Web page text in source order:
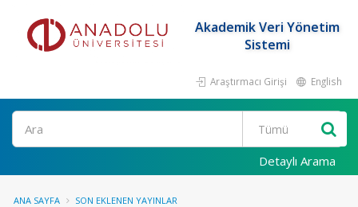
Akademik Veri Yönetim
Sistemi
Araştırmacı Girişi English
Ara
Detaylı Arama
ANA SAYFA SON EKLENEN YAYINLAR